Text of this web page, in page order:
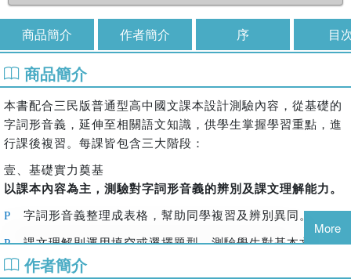
商品簡介 作者簡介 序 目
商品簡介
本書配合三民版普通型高中國文課本設計測驗內容，從基礎的
字詞形音義，延伸至相關語文知識，供學生掌握學習重點，進
行課後複習。每課皆包含三大階段：
壹、基礎實力奠基
以課本內容為主，測驗對字詞形音義的辨別及課文理解能力。
P 字詞形音義整理成表格，幫助同學複習及辨別異同。
P課文理解則運用填空或選擇題型，測驗學生對基本文意的
掌握。
More
作者簡介